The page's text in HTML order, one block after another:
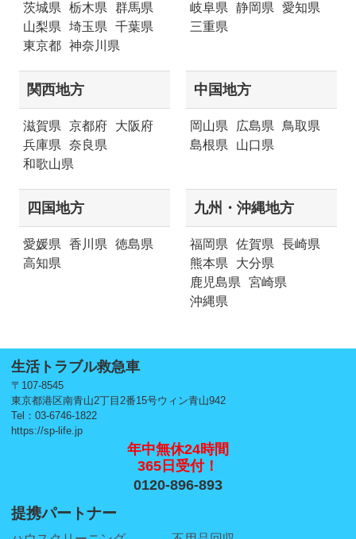
茨城県 栃木県
群馬県
山梨県
埼玉県
千葉県
東京都
神奈川県
岐阜県 静岡県
愛知県
三重県
関西地方
滋賀県 京都府
大阪府
兵庫県
奈良県
和歌山県
中国地方
岡山県 広島県
鳥取県
島根県
山口県
四国地方
愛媛県 香川県
徳島県
高知県
九州・沖縄地方
福岡県 佐賀県
長崎県
熊本県
大分県
鹿児島県
宮崎県
沖縄県
生活トラブル救急車
〒107-8545
東京都港区南青山2丁目2番15号ウィン青山942
Tel：03-6746-1822
https://sp-life.jp
年中無休24時間
365日受付！
0120-896-893
提携パートナー